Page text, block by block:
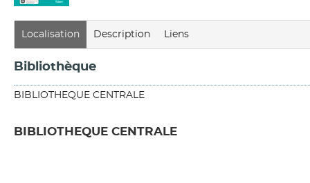
Localisation Description Liens
Bibliothèque
BIBLIOTHEQUE CENTRALE
BIBLIOTHEQUE CENTRALE